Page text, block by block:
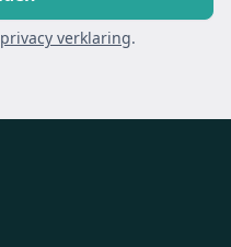
privacy verklaring.